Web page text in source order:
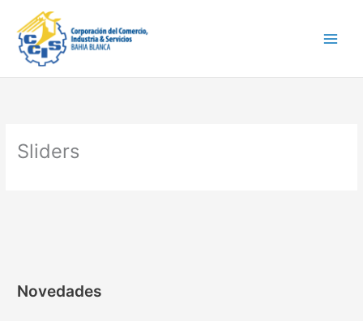
contenido
Sliders
Novedades